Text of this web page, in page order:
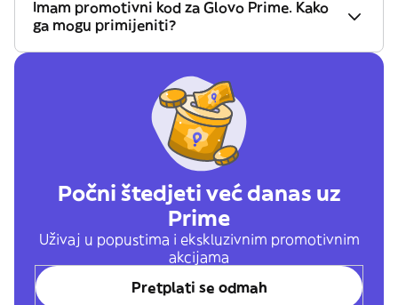
Imam promotivni kod za Glovo Prime. Kako
ga mogu primijeniti?
Počni štedjeti već danas uz
Prime
Uživaj u popustima i ekskluzivnim promotivnim
akcijama
Pretplati se odmah